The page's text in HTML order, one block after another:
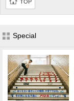
TOP
Special